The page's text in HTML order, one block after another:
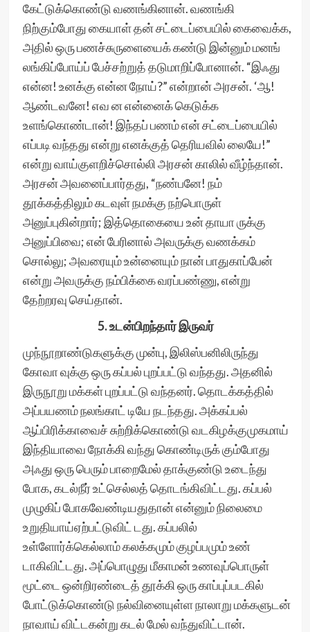
கேட்டுக்கொண்டு வணங்கினான். வணங்கி
நிற்கும்போது கையாள் தன் சட்டைப்பையில் கைவைக்க,
அதில் ஒரு பணச்சுருளையைக் கண்டு இன்னும் மனங்
லங்கிப்போய்ப் பேச்சற்றுத் தடுமாறிப்போனான். “இஃது
என்ன! உனக்கு என்ன நோய்?” என்றான் அரசன். ‘ஆ!
ஆண்டவனே! எவ ன என்னைக் கெடுக்க
உளங்கொண்டான்! இந்தப் பணம் என் சட்டைப்பையில்
எப்படி வந்தது என்று எனக்குத் தெரியவில் லையே!”
என்று வாய்குளறிச்சொல்லி அரசன் காலில் வீழ்ந்தான்.
அரசன் அவனைப்பார்தது, “நண்பனே! நம்
தூக்கத்திலும் கடவுள் நமக்கு நற்பொருள்
அனுப்புகின்றார்; இத்தொகையை உன் தாயா ருக்கு
அனுப்பிவை; என் பேரினால் அவருக்கு வணக்கம்
சொல்லு; அவரையும் உன்னையும் நான் பாதுகாப்பேன்
என்று அவருக்கு நம்பிக்கை வரப்பண்ணு, என்று
தேற்றரவு செய்தான்.
5. உடன்பிறந்தார் இருவர்
முந்நூறாண்டுகளுக்கு முன்பு, இலிஸ்பனிலிருந்து
கோவா வுக்கு ஒரு கப்பல் புறப்பட்டு வந்தது. அதனில்
இருநூறு மக்கள் புறப்பட்டு வந்தனர். தொடக்கத்தில்
அப்பயணம் நலங்காட் டியே நடந்தது. அக்கப்பல்
ஆப்பிரிக்காவைச் சுற்றிக்கொண்டு வடகிழக்குமுகமாய்
இந்தியாவை நோக்கி வந்து கொண்டிருக் கும்போது
அஃது ஒரு பெரும் பாறைமேல் தாக்குண்டு உடைந்து
போக, கடல்நீர் உட்செல்லத் தொடங்கிவிட்டது. கப்பல்
முழுகிப் போகவேண்டியதுதான் என்னும் நிலைமை
உறுதியாய்ஏற்பட்டுவிட் டது. கப்பலில்
உள்ளோர்க்கெல்லாம் கலக்கமும் குழப்பமும் உண்
டாகிவிட்டது. அப்பொழுது மீகாமன் உணவுப்பொருள்
மூட்டை ஒன்றிரண்டைத் தூக்கி ஒரு காப்புப்படகில்
போட்டுக்கொண்டு நல்வினையுள்ள நாலாறு மக்களுடன்
நாவாய் விட்டகன்று கடல் மேல் வந்துவிட்டான்.